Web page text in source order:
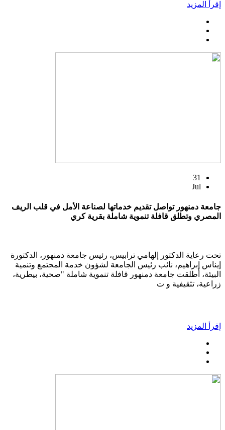
إقرأ المزيد
31
Jul
جامعة دمنهور تواصل تقديم خدماتها لصناعة الأمل في قلب الريف
المصري وتطلق قافلة تنموية شاملة بقرية كري
تحت رعاية الدكتور إلهامي ترابيس، رئيس جامعة دمنهور، الدكتورة
إيناس إبراهيم، نائب رئيس الجامعة لشؤون خدمة المجتمع وتنمية
البيئة، أطلقت جامعة دمنهور قافلة تنموية شاملة "صحية، بيطرية،
زراعية، تثقيفية و ت
إقرأ المزيد